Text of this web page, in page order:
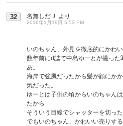
32 名無しだＪ より
2016年1月19日 5:53 PM
いのちゃん、外見を徹底的にかわ
数年前にd誌で中島ゆーとが撮っ
あ。
海岸で強風だったから髪が顔にか
気だった。
ゆーとは子供の頃からいのちゃん
たから
そういう目線でシャッターを切った
でもいのちゃん、かわいい売りす